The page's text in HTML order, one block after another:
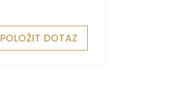
POLOŽIT DOTAZ